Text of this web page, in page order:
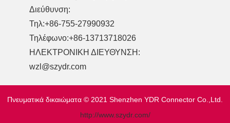
Διεύθυνση:
Τηλ:+86-755-27990932
Τηλέφωνο:+86-13713718026
ΗΛΕΚΤΡΟΝΙΚΗ ΔΙΕΥΘΥΝΣΗ:
wzl@szydr.com
Πνευματικά δικαιώματα © 2021 Shenzhen YDR Connector Co.,Ltd.
http://www.szydr.com/